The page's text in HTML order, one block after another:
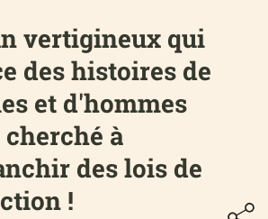
vertigineux qui
des histoires de
et d'hommes
à
des lois de
!